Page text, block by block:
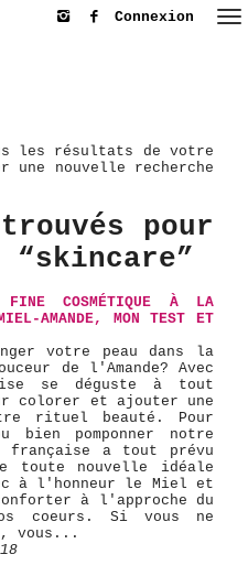
Connexion
les résultats de votre
une nouvelle recherche
pour
FINE COSMÉTIQUE À LA
AMANDE, MON TEST ET
votre peau dans la
de l'Amande? Avec
se déguste à tout
colorer et ajouter une
rituel beauté. Pour
bien pomponner notre
française a tout prévu
toute nouvelle idéale
à l'honneur le Miel et
à l'approche du
coeurs. Si vous ne
vous...